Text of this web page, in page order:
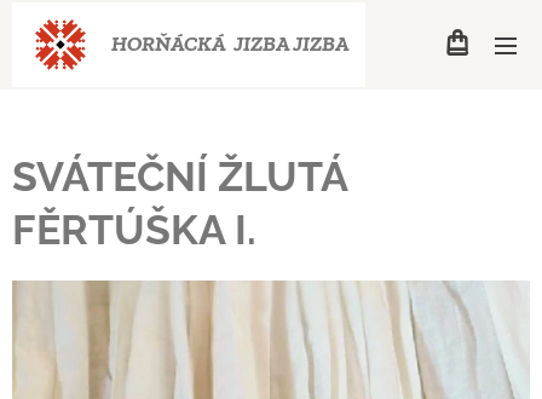
HORŇÁCKÁ JIZBAJIZBA
SVÁTEČNÍ ŽLUTÁ
FĚRTÚŠKA I.